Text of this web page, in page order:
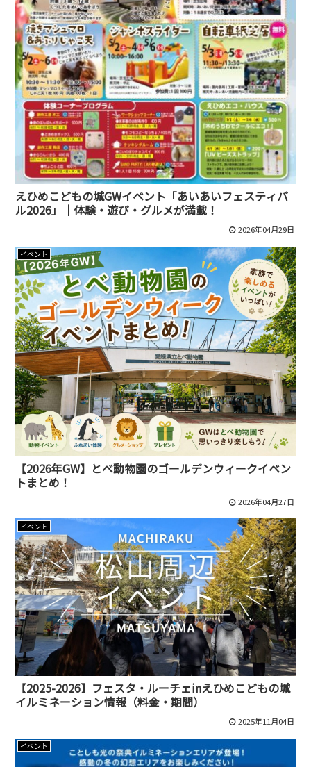
えひめこどもの城GWイベント「あいあいフェスティバ
ル2026」｜体験・遊び・グルメが満載！
2026年04月29日
イベント
【2026年GW】とべ動物園のゴールデンウィークイベン
トまとめ！
2026年04月27日
イベント
【2025-2026】フェスタ・ルーチェinえひめこどもの城
イルミネーション情報（料金・期間）
2025年11月04日
イベント